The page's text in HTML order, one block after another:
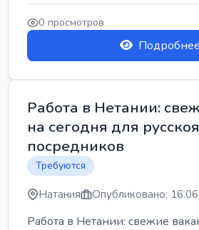
0 просмотров
Подробнее
Работа в Нетании:
на сегодня для
посредников
Требуются
Натания Опубликовано:
Работа в Нетании: свежие